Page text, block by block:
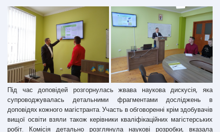
Під час доповідей розгорнулась жвава наукова дискусія, яка
супроводжувалась детальними фрагментами досліджень в
доповідях кожного магістранта. Участь в обговоренні крім здобувачів
вищої освіти взяли також керівники кваліфікаційних магістерських
робіт. Комісія детально розглянула наукові розробки, вказала